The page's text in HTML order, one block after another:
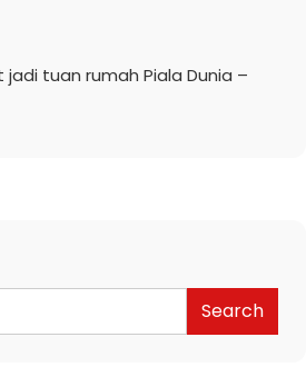
tuan rumah Piala Dunia –
Search